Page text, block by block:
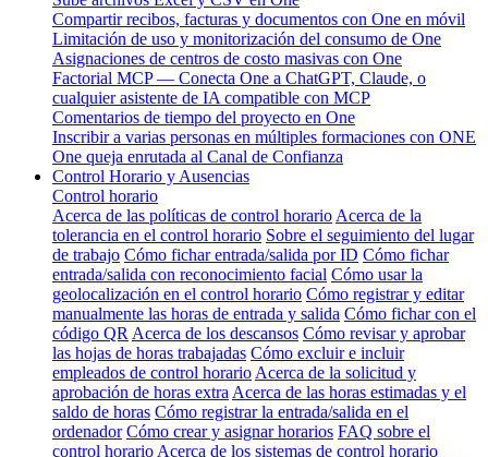
Compartir recibos, facturas y documentos con One en móvil
Limitación de uso y monitorización del consumo de One
Asignaciones de centros de costo masivas con One
Factorial MCP — Conecta One a ChatGPT, Claude, o
cualquier asistente de IA compatible con MCP
Comentarios de tiempo del proyecto en One
Inscribir a varias personas en múltiples formaciones con ONE
One queja enrutada al Canal de Confianza
Control Horario y Ausencias
Control horario
Acerca de las políticas de control horario Acerca de la
tolerancia en el control horario Sobre el seguimiento del lugar
de trabajo Cómo fichar entrada/salida por ID Cómo fichar
entrada/salida con reconocimiento facial Cómo usar la
geolocalización en el control horario Cómo registrar y editar
manualmente las horas de entrada y salida Cómo fichar con el
código QR Acerca de los descansos Cómo revisar y aprobar
las hojas de horas trabajadas Cómo excluir e incluir
empleados de control horario Acerca de la solicitud y
aprobación de horas extra Acerca de las horas estimadas y el
saldo de horas Cómo registrar la entrada/salida en el
ordenador Cómo crear y asignar horarios FAQ sobre el
control horario Acerca de los sistemas de control horario